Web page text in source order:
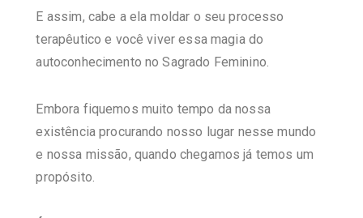
E assim, cabe a ela moldar o seu processo
terapêutico e você viver essa magia do
autoconhecimento no Sagrado Feminino.
Embora fiquemos muito tempo da nossa
existência procurando nosso lugar nesse mundo
e nossa missão, quando chegamos já temos um
propósito.